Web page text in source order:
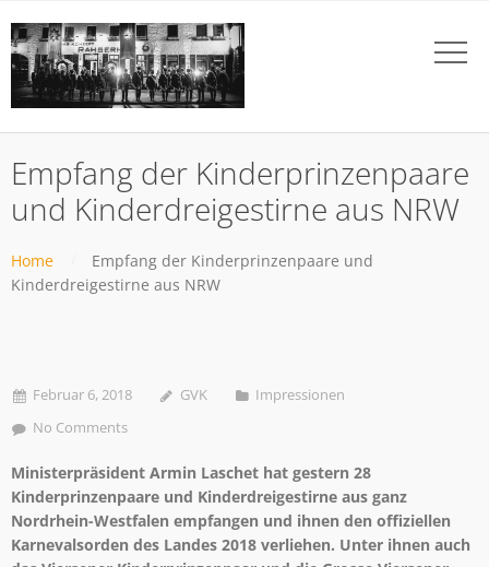
Empfang der Kinderprinzenpaare
und Kinderdreigestirne aus NRW
Home
Empfang der Kinderprinzenpaare und
Kinderdreigestirne aus NRW
Februar 6, 2018 GVK
Impressionen
No Comments
Ministerpräsident Armin Laschet hat gestern 28
Kinderprinzenpaare und Kinderdreigestirne aus ganz
Nordrhein-Westfalen empfangen und ihnen den offiziellen
Karnevalsorden des Landes 2018 verliehen. Unter ihnen auch